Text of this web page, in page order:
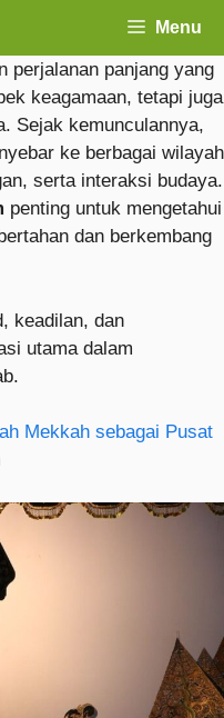
Menu
perjalanan panjang yang
keagamaan, tetapi juga
Sejak kemunculannya,
ke berbagai wilayah
serta interaksi budaya.
penting untuk mengetahui
dan berkembang
keadilan, dan
utama dalam
Mekkah sebagai Pusat